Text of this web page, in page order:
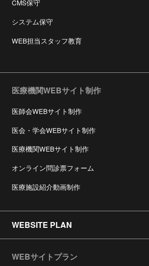
CMS保守
システム保守
WEB担当スタッフ教育
医療機関WEBサイト制作
医師会WEBサイト制作
医会・学会WEBサイト制作
医療機関WEBサイト制作
オンライン問診票フォーム
医療施設紹介動画制作
WEBSITE PLAN
WEBサイトプラン